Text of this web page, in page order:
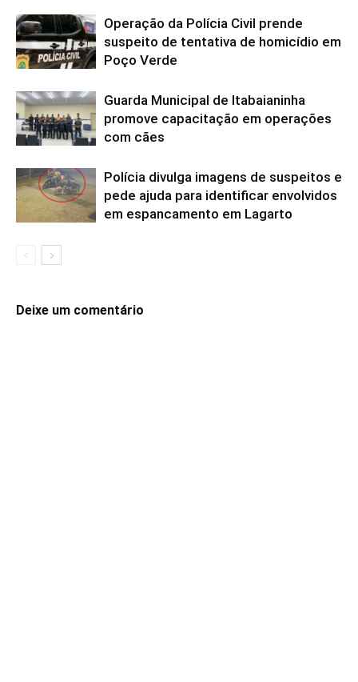
Operação da Polícia Civil prende
suspeito de tentativa de homicídio em
Poço Verde
Guarda Municipal de Itabaianinha
promove capacitação em operações
com cães
Polícia divulga imagens de suspeitos e
pede ajuda para identificar envolvidos
em espancamento em Lagarto
Deixe um comentário